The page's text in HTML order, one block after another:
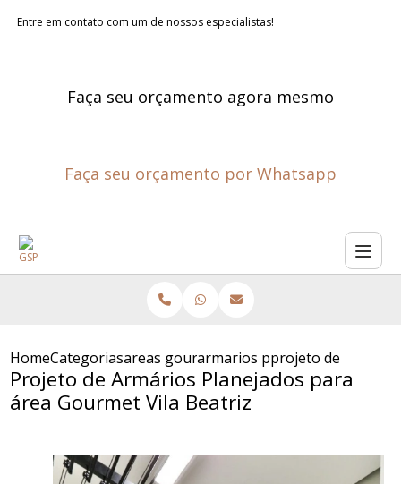
Entre em contato com um de nossos especialistas!
Faça seu orçamento agora mesmo
Faça seu orçamento por Whatsapp
HomeCategoriasareas gourmet planejadas
armarios planejados para
projeto de
Projeto de Armários Planejados para
área Gourmet Vila Beatriz